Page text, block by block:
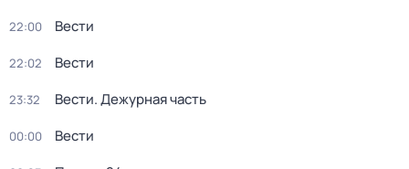
22:00 Вести
22:02 Вести
23:32 Вести. Дежурная часть
00:00 Вести